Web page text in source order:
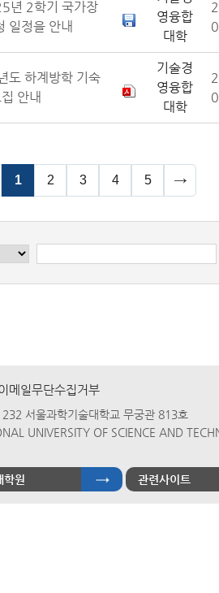
년 2학기 국가장
일정을 안내
영융합
대학
도 하계방학 기숙
안내
기술경
영융합
대학
1 2 3 4 5
메일무단수집거부
서울과학기술대학교 무궁관 813호
UNIVERSITY OF SCIENCE AND
학원 관련사이트